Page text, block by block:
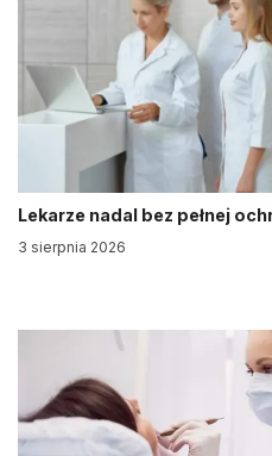
Lekarze nadal bez pełnej
3 sierpnia 2026